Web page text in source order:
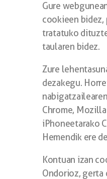
Gure
cookieen
tratatuko
taularen bidez.
Zure
dezakegu.
Chrome,
iPhoneetarako
Hemendik ere
Kontuan izan
Ondorioz, gerta